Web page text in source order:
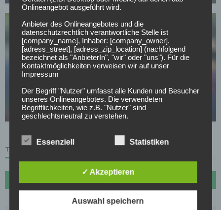
FC SCHALKE 04
Kaan Ayhan vor Schalke-Rückkehr? Erste
Gespräche sollen laufen
06.05.2026
TABELLE
FC Bayern München
Onlineangebot ausgeführt wird.
Anbieter des Onlineangebotes und die
datenschutzrechtlich verantwortliche Stelle ist
[company_name], Inhaber: [company_owner],
[adress_street], [adress_zip_location] (nachfolgend
bezeichnet als "AnbieterIn", "wir" oder "uns"). Für die
Kontaktmöglichkeiten verweisen wir auf unser
Impressum
Der Begriff "Nutzer" umfasst alle Kunden und Besucher
unseres Onlineangebotes. Die verwendeten
Begrifflichkeiten, wie z.B. "Nutzer" sind
geschlechtsneutral zu verstehen.
Wir verarbeiten personenbezogene Daten der Nutzer
Datenvermeidung. Das bedeutet die Daten der Nutzer
werden nur beim Vorliegen einer gesetzlichen
Erlaubnis, insbesondere wenn die Daten zur
Erbringung unserer vertraglichen Leistungen sowie
Online-Services erforderlich, bzw. gesetzlich
Essenziell Statistiken
✓ Akzeptieren
Auswahl speichern